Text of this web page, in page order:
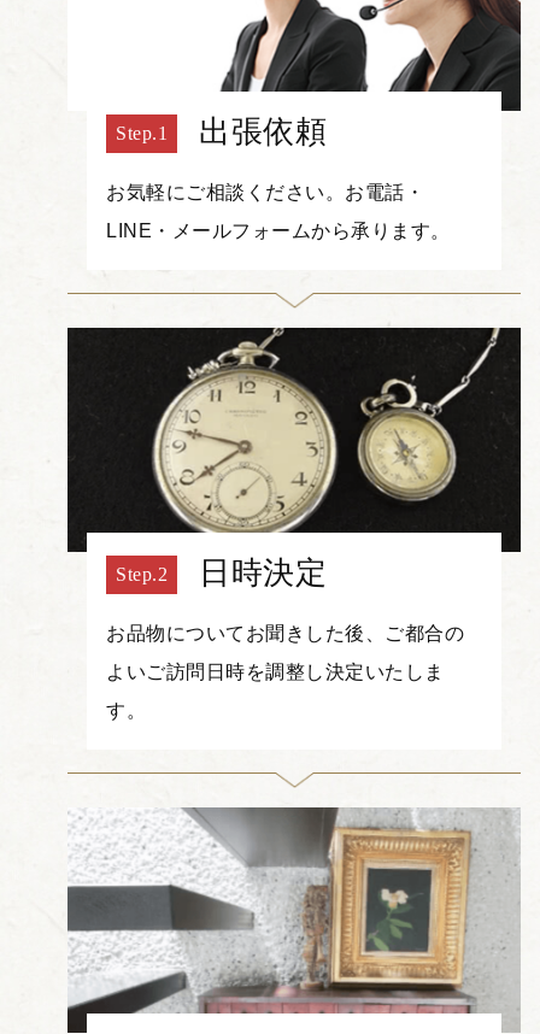
出張依頼
お気軽にご相談ください。お電話・
LINE・メールフォームから承ります。
日時決定
お品物についてお聞きした後、ご都合の
よいご訪問日時を調整し決定いたしま
す。